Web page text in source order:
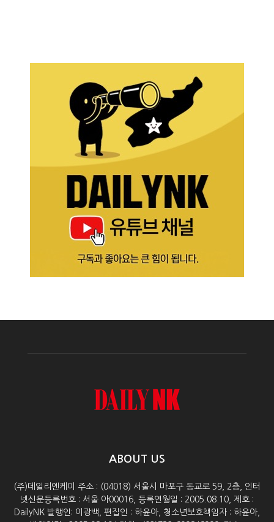
ABOUT US
(주)데일리엔케이 주소 : (04018) 서울시 마포구 동교로 59, 2층, 인터
넷신문등록번호 : 서울 아00016, 등록연월일 : 2005.08.10, 제호 :
DailyNK 발행인: 이광백, 편집인 : 하윤아, 청소년보호책임자 : 하윤아,